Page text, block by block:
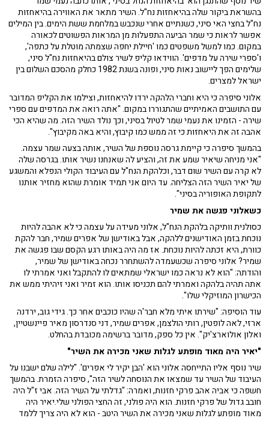
בהשראת ביקור שלה בהיאחזות נח"ל. השיר מתאר את האווירה בהיאחזות
נח"ל בחצי האי סיני, כשנתיים אחרי שנכבש במלחמת ששת הימים. בין המילים
אפשר לראות כי שמר הביעה התפעלות מן המראות הפשוטים לכאורה
במקום. כמו למשל משפטים כמו 'חיילת יחפה שצמתה מוטלת על כתפה',
ו'ספרי שירה על מדפים'. הווידאו קליפ לשיר צולם בהיאחזות נח"ל סיני,
שלימים הפך ליישוב נאות סיני, ופונה בשנת 1982 כחלק מהסכם השלום בין
ישראל למצרים.
אלוני סיפרה כי היא וחברי הלהקה ירדו להיאחזות, וצילמו את הקליפ המדובר
עם התושבים האמיתיים שהתגוררו במקום. "אתה רואה את המדפים עם ספרי
שירה - הזמינו את נעמי שמר לטיול בסיני, וכך נולד השיר הזה. מה שהיא הכי
אהבה זה את היאחזות כי זה ממש כמו קיבוץ, והיא באה מקיבוץ".
בהמשך סיפרה כי קיימת גרסה נוספת של השיר, אותה בצעה שמר עצמה.
"אני מניחה שיאיר שמע את זה, והציע לה שאנחנו נשיר אותו. בגרסה שלה
לא קרה עם השיר שום דבר, וכלהקת הנח"ל עם העיבוד הקולי הנפלא והמשגע
של יאיר השיר הזה הצליחה. עד היום אני תמיד אומרת שהוא מחזיר אותנו
לתקופת האופוריה בסיני".
כשאלוני פגשה את שמיר
כסולנית וותיקה בלהקת הנח"ל, אלוני מעידה על עצמה כי לא אהבה להיות
נוכחת בזמן האודישנים ללהקה, אבל באודישן של אפרים שמיר, חבר להקת
כוורת, היא זכתה להיות נוכחת. אז מה היה באותו רגע הקסם שבו פגשה את
שמיר? אלוני סיפרה שכשעמדה להשתחרר נכחה באודישן של שמיר,
והודתה: "הוא לא נראה כמו ישראלי שמתאים לו להתקבל ואני אמרתי לו
אתה תהיה בלהקה ואמרתי להם תכניסו אותו. הוא זמיר ואני זיהיתי ממש את
הכישרון המוזיקלי שלו".
עוד הוסיפה: "שירתו איתי מלא חבר'ה שהיו כוכבים אחר כך. גידי גוב, ירדנה
ארזי, לאה לופטין, רותי הולצמן, אפרים שמיר, דני סנדרסון מאיר פיינשטיין,
ואלון אולוארצ'יק". אין כל ספק, מדובר ברשימה מכובדת בהחלט.
"יאיר היה מאוד מופתע לגלות שאני מכירה את השיר"
שיר נוסף אליו התייחסה אלוני הוא 'הבן יקיר לי אפרים'. "לילה שלם ישבנו על
העיבוד של השיר עד שמצאו את הנוסחה לשיר הזה", סיפרה הזמרת. בהמשך
חשפה כי אביה אהב פרקי חזנות, ואמרה: "גדלתי על השיר הזה. אבי ז"ל היה
חובב גדול של פרקי חזנות. הוא היה פולני, זה החצי הפולני שלי.יאיר היה
מאוד מופתע לגלות שאני מכירה את השיר היטב - הוא לא היה צריך ללמד